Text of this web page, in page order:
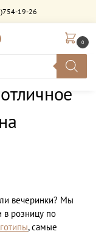
19-26
0
для отдыха на природе
вечеринки? Мы
в розницу по
, самые